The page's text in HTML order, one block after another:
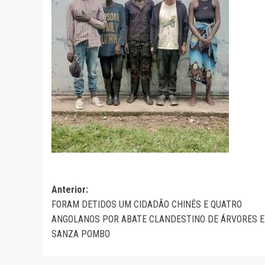
Navegação
de
artigos
Anterior:
FORAM DETIDOS UM CIDADÃO CHINÊS E QUATRO
ANGOLANOS POR ABATE CLANDESTINO DE ÁRVORES
SANZA POMBO